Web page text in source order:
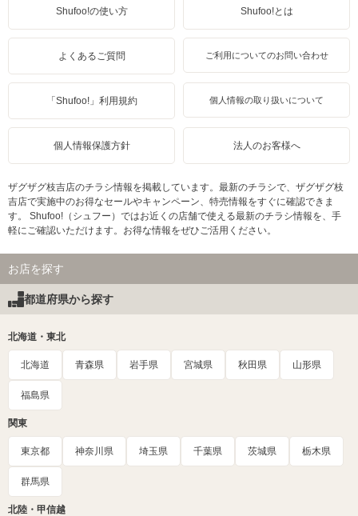
Shufoo!の使い方 Shufoo!とは
よくあるご質問 ご利用についてのお問い合わせ
「Shufoo!」利用規約 個人情報の取り扱いについて
個人情報保護方針 法人のお客様へ
ザグザグ枝吉店のチラシ情報を掲載しています。最新のチラシで、ザグザグ枝
吉店で実施中のお得なセールやキャンペーン、特売情報をすぐに確認できま
す。 Shufoo!（シュフー）ではお近くの店舗で使える最新のチラシ情報を、手
軽にご確認いただけます。お得な情報をぜひご活用ください。
お店を探す
都道府県から探す
北海道・東北
北海道 青森県 岩手県 宮城県 秋田県 山形県
福島県
関東
東京都 神奈川県 埼玉県 千葉県 茨城県 栃木県
群馬県
北陸・甲信越